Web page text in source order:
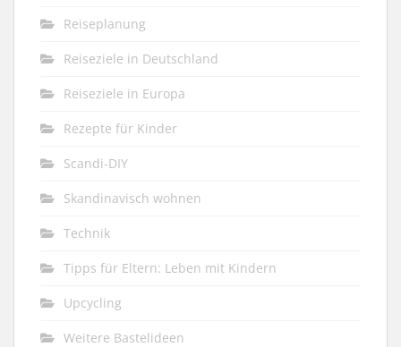
Reiseplanung
Reiseziele in Deutschland
Reiseziele in Europa
Rezepte für Kinder
Scandi-DIY
Skandinavisch wohnen
Technik
Tipps für Eltern: Leben mit Kindern
Upcycling
Weitere Bastelideen